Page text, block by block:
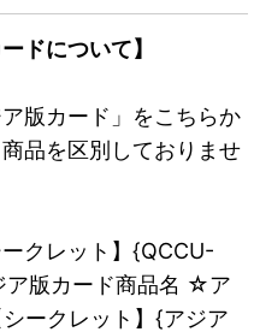
ドについて】
版カード」をこちらか
品を区別しておりませ
クレット】{QCCU-
ア版カード商品名 ☆ア
ークレット】{アジア